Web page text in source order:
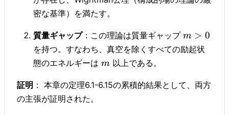
密な基準）を満たす。
質量ギャップ：この理論は質量ギャップ m > 0
を持つ。すなわち、真空を除くすべての励起状
態のエネルギーは m 以上である。
証明 ： 本章の定理6.1-6.15の累積的結果として、両方
の主張が証明された。